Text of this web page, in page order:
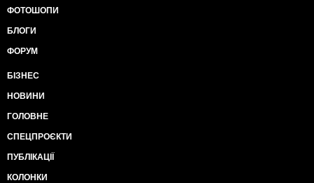
ФОТОШОПИ
БЛОГИ
ФОРУМ
БІЗНЕС
НОВИНИ
ГОЛОВНЕ
СПЕЦПРОЄКТИ
ПУБЛІКАЦІЇ
КОЛОНКИ